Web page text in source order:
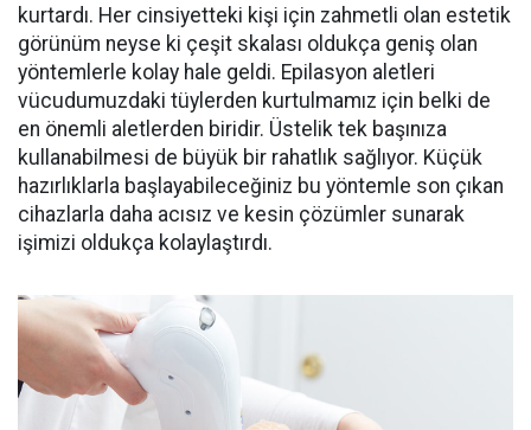
kurtardı. Her cinsiyetteki kişi için zahmetli olan estetik
görünüm neyse ki çeşit skalası oldukça geniş olan
yöntemlerle kolay hale geldi. Epilasyon aletleri
vücudumuzdaki tüylerden kurtulmamız için belki de
en önemli aletlerden biridir. Üstelik tek başınıza
kullanabilmesi de büyük bir rahatlık sağlıyor. Küçük
hazırlıklarla başlayabileceğiniz bu yöntemle son çıkan
cihazlarla daha acısız ve kesin çözümler sunarak
işimizi oldukça kolaylaştırdı.